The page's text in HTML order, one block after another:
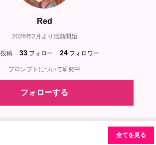
Red
2026年2月より活動開始
投稿 33 フォロー 24 フォロワー
プロンプトについて研究中
フォローする
全てを見る